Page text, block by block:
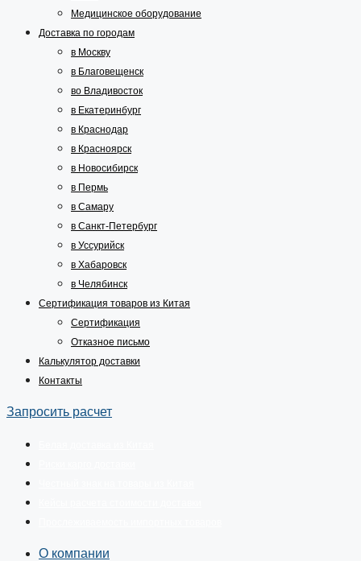
Медицинское оборудование
Доставка по городам
в Москву
в Благовещенск
во Владивосток
в Екатеринбург
в Краснодар
в Красноярск
в Новосибирск
в Пермь
в Самару
в Санкт-Петербург
в Уссурийск
в Хабаровск
в Челябинск
Сертификация товаров из Китая
Сертификация
Отказное письмо
Калькулятор доставки
Контакты
Запросить расчет
О компании